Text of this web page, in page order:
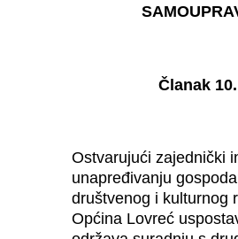
Članak 10.
Ostvarujući zajednički
unapređivanju
društvenog i kulturnog
Općina Lovreć